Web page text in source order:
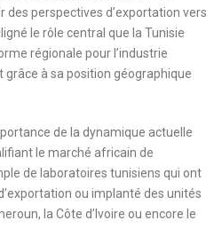
perspectives d’exportation vers
le rôle central que la Tunisie
régionale pour l’industrie
à sa position géographique
de la dynamique actuelle
le marché africain de
de laboratoires tunisiens qui ont
ou implanté des unités
la Côte d’Ivoire ou encore le